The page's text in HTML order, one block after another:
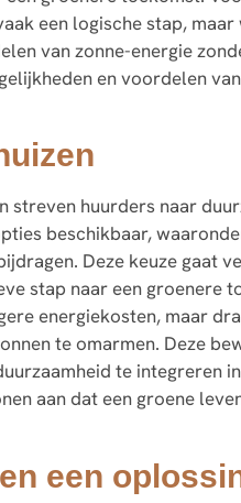
een logische stap,
van zonne-energie
en voordelen
huurders naar
beschikbaar,
Deze keuze gaat
stap naar een groenere
energiekosten, maar
te omarmen. Deze
te integreren
aan dat een groene
een